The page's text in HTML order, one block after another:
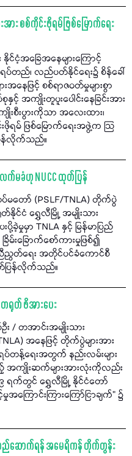
ား စစ်ကိုင်းဖိုရမ်ဖြစ်မြောက်ရေး
အခြေအနေများကြောင့်
ာ ရပ်တည်၊ လည်ပတ်နိုင်ရေး၌ စိန်ခေါ်
အနေဖြင့် စစ်ရာဇဝတ်မှုများစွာ
အကျိုးတူပူးပေါင်းနေခြင်းအား
စီးပွားကိုသာ အလေးထား၊
မ် ဖြစ်မြောက်ရေးအဖွဲ့က သြ
န်လိုက်သည်။
လက်မခံဟု NUCC ထုတ်ပြန်
မတော် (PSLF/TNLA) တိုက်ပွဲ
နိုင်ငံ ရွှေလီမြို့ အမျိုးသား
ခဲ့မှုမှာ TNLA နှင့် မြန်မာပြည်
မ်းခြောက်စော်ကားမှုဖြစ်၍
းညီညွတ်ရေး အတိုင်ပင်ခံကောင်စီ
ပြန်လိုက်သည်။
ရုတ် ဖိအားပေး
/ တအာင်းအမျိုးသား
အနေဖြင့် တိုက်ပွဲများအား
ပ်တန့်ရေးအတွက် နည်းလမ်းများ
အကျိုးဆက်များအားလုံးကိုလည်း
က်တွင် ရွှေလီမြို့ နိုင်ငံတော်
ြောင်းကြားကြော်ငြာချက်" ၌
တည်ဆောက်ရန် အမေရိကန် တိုက်တွန်း